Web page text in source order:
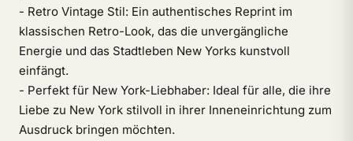
- Retro Vintage Stil: Ein authentisches Reprint im
klassischen Retro-Look, das die unvergängliche
Energie und das Stadtleben New Yorks kunstvoll
einfängt.
- Perfekt für New York-Liebhaber: Ideal für alle, die ihre
Liebe zu New York stilvoll in ihrer Inneneinrichtung zum
Ausdruck bringen möchten.